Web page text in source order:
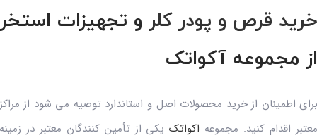
قرص و پودر کلر و تجهیزات
مجموعه آکواتک
اطمینان از خرید محصولات اصل و استاندارد توصیه می شود از
اقدام کنید. مجموعه اکواتکیکی از تأمین کنندگان معتبر در